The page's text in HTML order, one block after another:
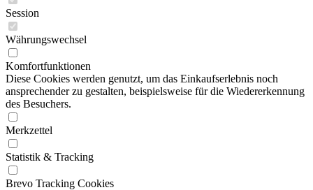
Session
Währungswechsel
Komfortfunktionen
Diese Cookies werden genutzt, um das Einkaufserlebnis noch
ansprechender zu gestalten, beispielsweise für die Wiedererkennung
des Besuchers.
Merkzettel
Statistik & Tracking
Brevo Tracking Cookies